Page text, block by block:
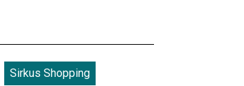
Sirkus Shopping